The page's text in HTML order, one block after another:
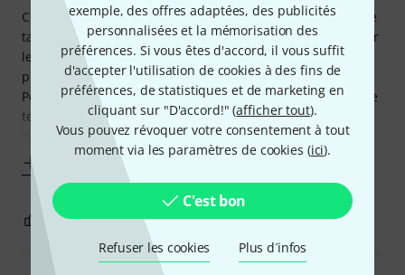
exemple, des offres adaptées, des publicités
personnalisées et la mémorisation des
préférences. Si vous êtes d'accord, il vous suffit
d'accepter l'utilisation de cookies à des fins de
préférences, de statistiques et de marketing en
cliquant sur "D'accord!" (afficher tout).
Vous pouvez révoquer votre consentement à tout
moment via les paramètres de cookies (ici).
C'est bon
Refuser les cookies Plus d´infos
C'est la première fois que j'utilise un filtre anti-pop donc, je
tache de voir si il y a une amélioration d'enregistrement sur
le Zoom R8 et je sens me semble t'il, que le ton est un peu
plus doux voir moins sec.
Pour le produit, j'espère que le col de cygne tiendra dans le
temps, après si on le tourne et retourne tous le temps, je
douterais de sa
Afficher plus
0 SIGNALER L'ÉVALUATION